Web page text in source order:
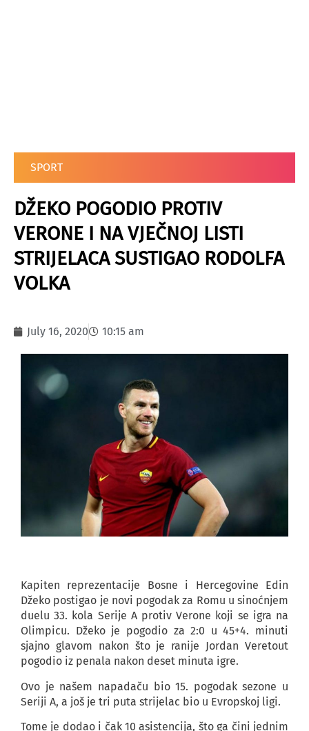
SPORT
DŽEKO POGODIO PROTIV
VERONE I NA VJEČNOJ LISTI
STRIJELACA SUSTIGAO RODOLFA
VOLKA
July 16, 2020 10:15 am
Kapiten reprezentacije Bosne i Hercegovine Edin
Džeko postigao je novi pogodak za Romu u sinoćnjem
duelu 33. kola Serije A protiv Verone koji se igra na
Olimpicu. Džeko je pogodio za 2:0 u 45+4. minuti
sjajno glavom nakon što je ranije Jordan Veretout
pogodio iz penala nakon deset minuta igre.
Ovo je našem napadaču bio 15. pogodak sezone u
Seriji A, a još je tri puta strijelac bio u Evropskoj ligi.
Tome je dodao i čak 10 asistencija, što ga čini jednim